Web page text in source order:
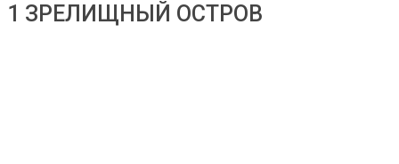
1 ЗРЕЛИЩНЫЙ ОСТРОВ